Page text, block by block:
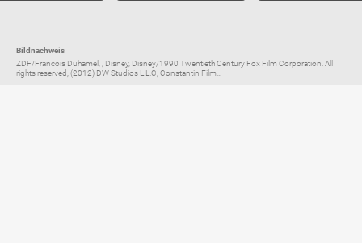
Bildnachweis
ZDF/Francois Duhamel, , Disney, Disney/1990 Twentieth Century Fox Film Corporation. All
rights reserved, (2012) DW Studios L.L.C, Constantin Film...